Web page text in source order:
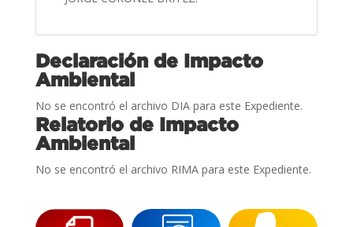
Declaración de Impacto
Ambiental
No se encontró el archivo DIA para este Expediente.
Relatorio de Impacto
Ambiental
No se encontró el archivo RIMA para este Expediente.